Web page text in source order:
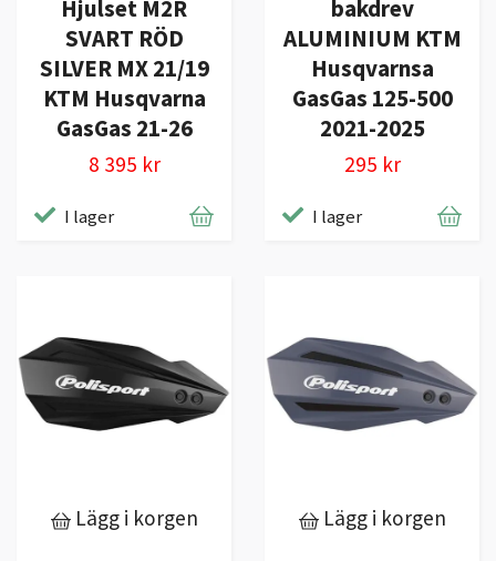
Hjulset M2R
SVART RÖD
SILVER MX 21/19
KTM Husqvarna
GasGas 21-26
8 395 kr
I lager
bakdrev
ALUMINIUM KTM
Husqvarnsa
GasGas 125-500
2021-2025
295 kr
I lager
Lägg i korgen Lägg i korgen